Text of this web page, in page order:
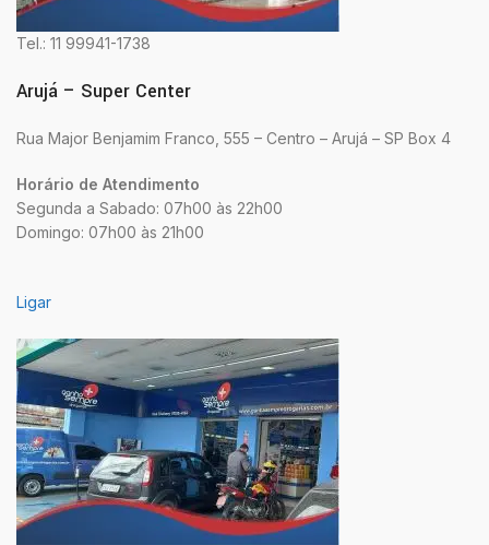
Tel.: 11 99941-1738
Arujá – Super Center
Rua Major Benjamim Franco, 555 – Centro – Arujá – SP Box 4
Horário de Atendimento
Segunda a Sabado: 07h00 às 22h00
Domingo: 07h00 às 21h00
Ligar